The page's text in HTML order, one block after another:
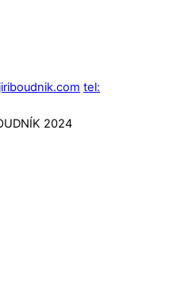
tel:
2024